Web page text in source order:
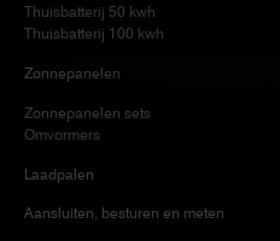
Thuisbatterij 50 kwh
Thuisbatterij 100 kwh
Zonnepanelen
Zonnepanelen sets
Omvormers
Laadpalen
Aansluiten, besturen en meten